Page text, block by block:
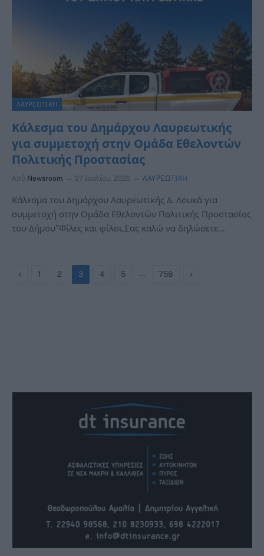
ΛΑΥΡΕΩΤΙΚΗ
Κάλεσμα του Δημάρχου Λαυρεωτικής
για συμμετοχή στην Ομάδα Εθελοντών
Πολιτικής Προστασίας
Από Newsroom 27 Ιουλίου, 2026 ΛΑΥΡΕΩΤΙΚΗ
Κάλεσμα του Δημάρχου Λαυρεωτικής Δ. Λουκά για
συμμετοχή στην Ομάδα Εθελοντών Πολιτικής Προστασίας
του Δήμου”Φίλες και φίλοι,Σας καλώ να δηλώσετε…
Previous
1 2 3 4 5 … 758 Next